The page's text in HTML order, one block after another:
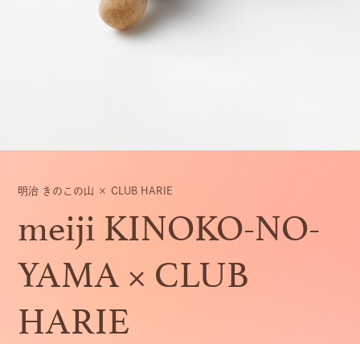
明治 きのこの山 × CLUB HARIE
meiji KINOKO-NO-
YAMA × CLUB
HARIE